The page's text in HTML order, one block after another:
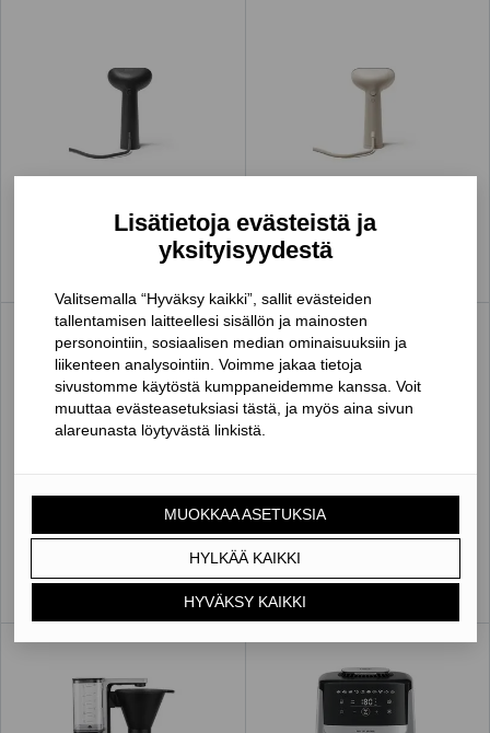
Lisätietoja evästeistä ja
yksityisyydestä
Valitsemalla “Hyväksy kaikki”, sallit evästeiden
tallentamisen laitteellesi sisällön ja mainosten
personointiin, sosiaalisen median ominaisuuksiin ja
liikenteen analysointiin. Voimme jakaa tietoja
sivustomme käytöstä kumppaneidemme kanssa. Voit
muuttaa evästeasetuksiasi tästä, ja myös aina sivun
alareunasta löytyvästä linkistä.
MUOKKAA ASETUKSIA
HYLKÄÄ KAIKKI
HYVÄKSY KAIKKI
STOCKHOLM STEAMERY
Cirrus 3 -vaatehöyrystin
STOCKHOLM STEAMERY
NESPRESSO
Citiz Coffee Maker By De'Longhi -
kahvikone